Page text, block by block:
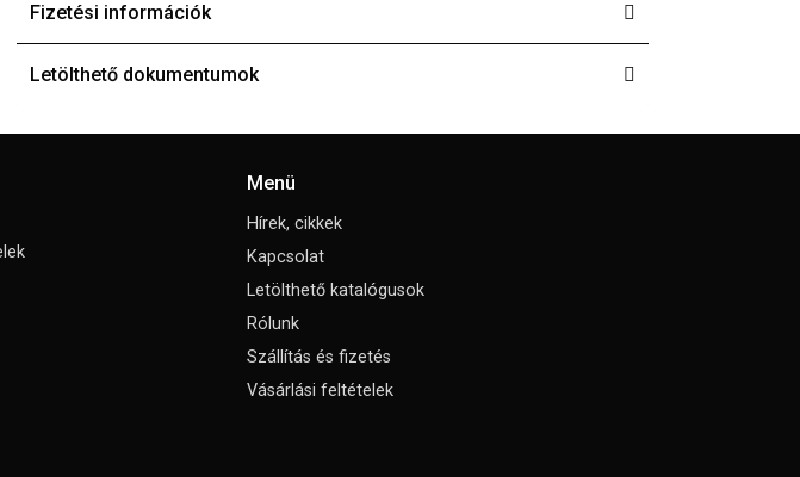
Fizetési információk
Letölthető dokumentumok
Menü
Hírek, cikkek
Kapcsolat
Letölthető katalógusok
Rólunk
Szállítás és fizetés
Vásárlási feltételek